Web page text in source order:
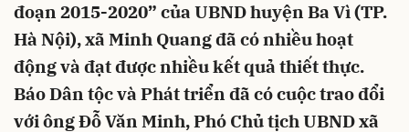
đoạn 2015-2020” của UBND huyện Ba Vì (TP.
Hà Nội), xã Minh Quang đã có nhiều hoạt
động và đạt được nhiều kết quả thiết thực.
Báo Dân tộc và Phát triển đã có cuộc trao đổi
với ông Đỗ Văn Minh, Phó Chủ tịch UBND xã